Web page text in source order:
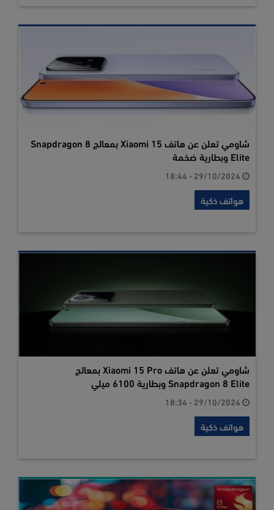
شاومي تعلن عن هاتف Xiaomi 15 بمعالج Snapdragon 8
Elite وبطارية ضخمة
هواتف ذكية
شاومي تعلن عن هاتف Xiaomi 15 Pro بمعالج
Snapdragon 8 Elite وبطارية 6100 ميلي
هواتف ذكية